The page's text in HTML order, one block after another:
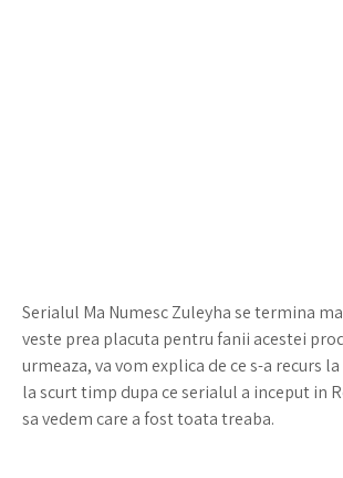
Serialul Ma Numesc Zuleyha se termina
veste prea placuta pentru fanii acestei
urmeaza, va vom explica de ce s-a recurs
la scurt timp dupa ce serialul a inceput in
sa vedem care a fost toata treaba.